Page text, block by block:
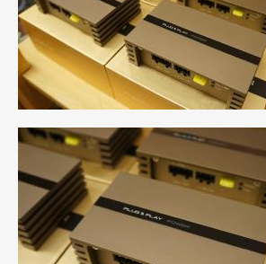
2010年11月(25)
2010年10月
2010年9月 (3)
2010年8月(11)
2010年7月(5)
2010年6月 (5)
2010年5月(12)
2010年4月